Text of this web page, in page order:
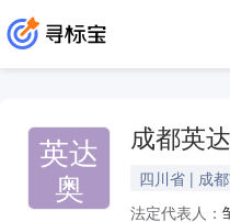
英达
奥
成都英
四川省 | 成
法定代表人：